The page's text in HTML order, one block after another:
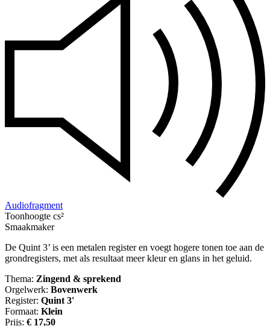
Audiofragment
Toonhoogte cs²
Smaakmaker
De Quint 3’ is een metalen register en voegt hogere tonen toe aan de
grondregisters, met als resultaat meer kleur en glans in het geluid.
Thema: Zingend & sprekend
Orgelwerk: Bovenwerk
Register: Quint 3'
Formaat: Klein
Prijs: € 17,50